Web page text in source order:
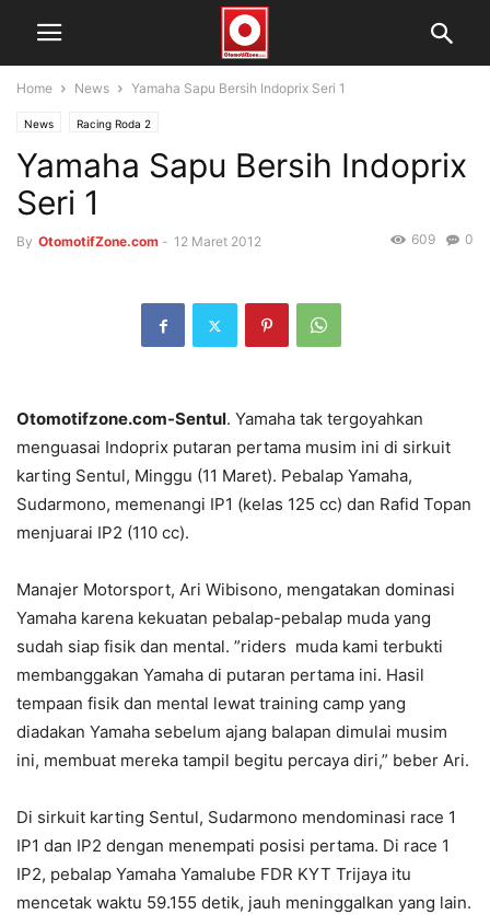
Home News Yamaha Sapu Bersih Indoprix Seri 1
News Racing Roda 2
Yamaha Sapu Bersih Indoprix
Seri 1
By OtomotifZone.com - 12 Maret 2012 0
609
Otomotifzone.com-Sentul. Yamaha tak tergoyahkan
menguasai Indoprix putaran pertama musim ini di sirkuit
karting Sentul, Minggu (11 Maret). Pebalap Yamaha,
Sudarmono, memenangi IP1 (kelas 125 cc) dan Rafid Topan
menjuarai IP2 (110 cc).
Manajer Motorsport, Ari Wibisono, mengatakan dominasi
Yamaha karena kekuatan pebalap-pebalap muda yang
sudah siap fisik dan mental. ”riders muda kami terbukti
membanggakan Yamaha di putaran pertama ini. Hasil
tempaan fisik dan mental lewat training camp yang
diadakan Yamaha sebelum ajang balapan dimulai musim
ini, membuat mereka tampil begitu percaya diri,” beber Ari.
Di sirkuit karting Sentul, Sudarmono mendominasi race 1
IP1 dan IP2 dengan menempati posisi pertama. Di race 1
IP2, pebalap Yamaha Yamalube FDR KYT Trijaya itu
mencetak waktu 59.155 detik, jauh meninggalkan yang lain.